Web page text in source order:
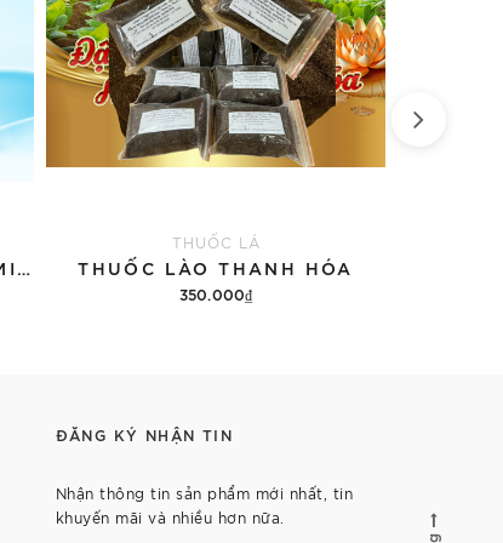
THUỐC LÁ LOTUS MANGO MINT HƯƠNG VỊ XOÀI (TÚT)
THUỐC LÁ
THUỐC LÀO THANH HÓA
350.000₫
ĐĂNG KÝ NHẬN TIN
Nhận thông tin sản phẩm mới nhất, tin
khuyến mãi và nhiều hơn nữa.